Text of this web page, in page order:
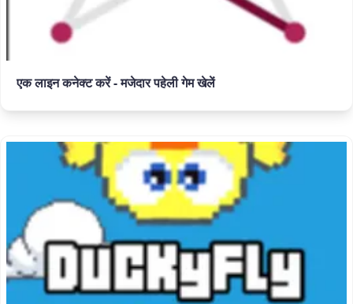
एक लाइन कनेक्ट करें - मजेदार पहेली गेम खेलें